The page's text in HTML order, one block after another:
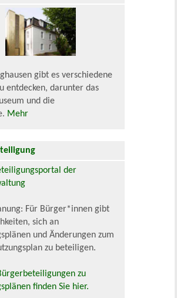
gibt es verschiedene
entdecken, darunter das
und die
Mehr
der
Für Bürger*innen gibt
sich an
und Änderungen zum
zu beteiligen.
zu
finden Sie hier.